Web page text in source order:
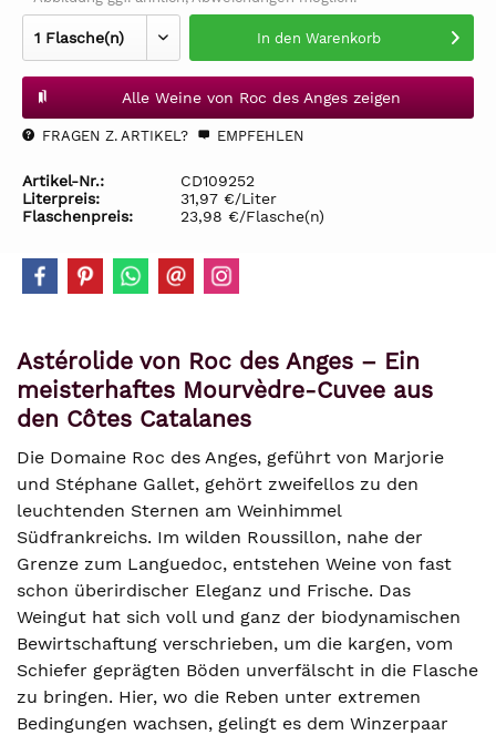
In den Warenkorb
Alle Weine von Roc des Anges zeigen
FRAGEN Z. ARTIKEL? EMPFEHLEN
Artikel-Nr.:
CD109252
Literpreis:
31,97 €/Liter
Flaschenpreis:
23,98 €/Flasche(n)
Astérolide von Roc des Anges – Ein
meisterhaftes Mourvèdre-Cuvee aus
den Côtes Catalanes
Die Domaine Roc des Anges, geführt von Marjorie
und Stéphane Gallet, gehört zweifellos zu den
leuchtenden Sternen am Weinhimmel
Südfrankreichs. Im wilden Roussillon, nahe der
Grenze zum Languedoc, entstehen Weine von fast
schon überirdischer Eleganz und Frische. Das
Weingut hat sich voll und ganz der biodynamischen
Bewirtschaftung verschrieben, um die kargen, vom
Schiefer geprägten Böden unverfälscht in die Flasche
zu bringen. Hier, wo die Reben unter extremen
Bedingungen wachsen, gelingt es dem Winzerpaar